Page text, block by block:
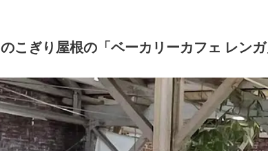
のこぎり屋根の「ベーカリーカフェ レン